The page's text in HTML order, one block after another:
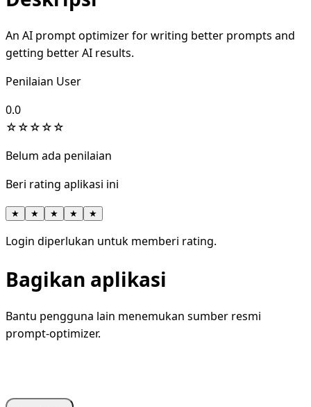
An AI prompt optimizer for writing better prompts and
getting better AI results.
Penilaian User
0.0
☆☆☆☆☆
Belum ada penilaian
Beri rating aplikasi ini
★ ★ ★ ★ ★
Login diperlukan untuk memberi rating.
Bagikan aplikasi
Bantu pengguna lain menemukan sumber resmi
prompt-optimizer.